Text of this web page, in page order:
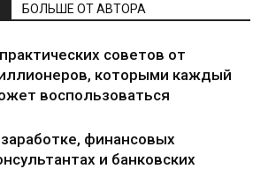
БОЛЬШЕ ОТ АВТОРА
советов от
которыми каждый
воспользоваться
финансовых
и банковских